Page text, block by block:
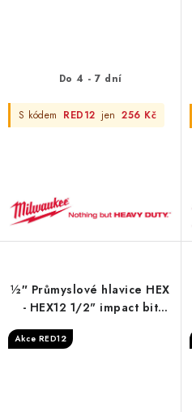
Do 4 - 7 dní
S kódem RED12 jen 256 Kč
½″ Průmyslové hlavice HEX
- HEX12 1/2" impact bit
socket
Akce RED12